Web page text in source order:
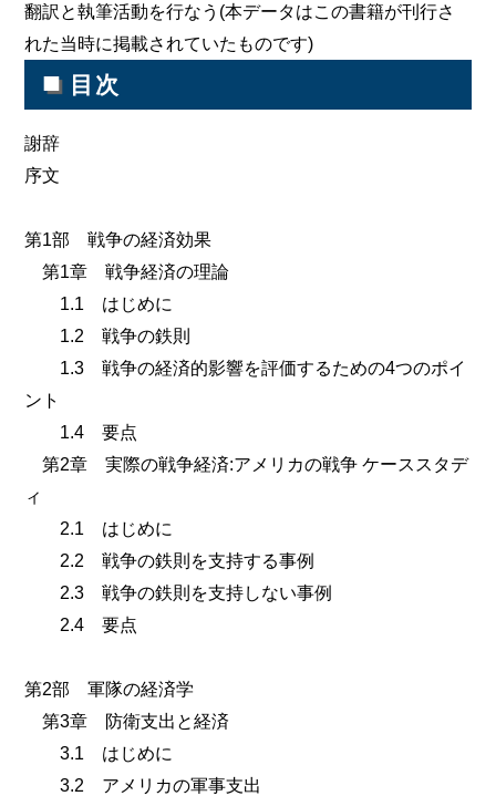
翻訳と執筆活動を行なう(本データはこの書籍が刊行さ
れた当時に掲載されていたものです)
■ 目次
謝辞
序文
第1部 戦争の経済効果
第1章 戦争経済の理論
1.1 はじめに
1.2 戦争の鉄則
1.3 戦争の経済的影響を評価するための4つのポイ
ント
1.4 要点
第2章 実際の戦争経済:アメリカの戦争 ケーススタデ
ィ
2.1 はじめに
2.2 戦争の鉄則を支持する事例
2.3 戦争の鉄則を支持しない事例
2.4 要点
第2部 軍隊の経済学
第3章 防衛支出と経済
3.1 はじめに
3.2 アメリカの軍事支出